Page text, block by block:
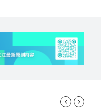
 